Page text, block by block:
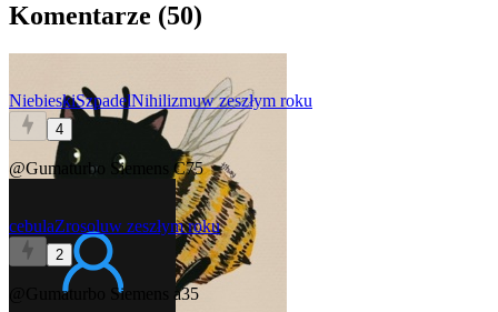
Komentarze (50)
NiebieskiSzpadelNihilizmuw zeszłym roku
4
@Gumaturbo Siemens C75
cebulaZrosoluw zeszłym roku
2
@Gumaturbo Siemens a35